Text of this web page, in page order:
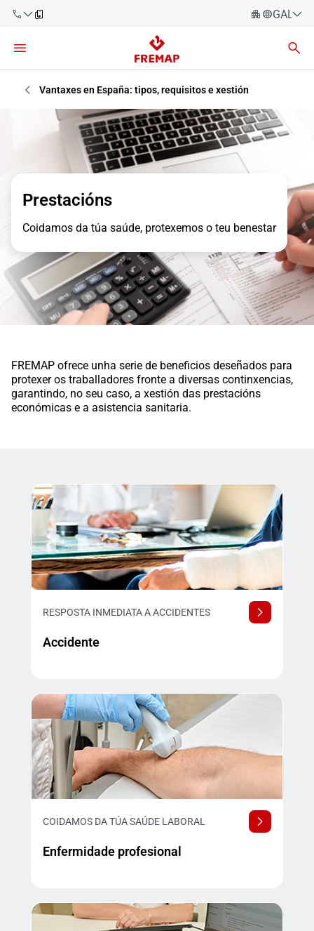
900 61 00
61
900 61 00
61
Español
Galego
Valencià
Asesorías
provedores
Vantaxes en España: tipos, requisitos e xestión
Prestacións
Coidamos da túa saúde, protexemos o teu benestar
FREMAP ofrece unha serie de beneficios deseñados para
protexer os traballadores fronte a diversas continxencias,
garantindo, no seu caso, a xestión das prestacións
económicas e a asistencia sanitaria.
RESPOSTA INMEDIATA A ACCIDENTES
Accidente
COIDAMOS DA TÚA SAÚDE LABORAL
Enfermidade profesional